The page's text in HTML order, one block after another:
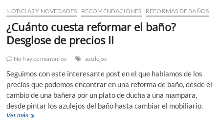
parezca
más
grande
NOTICIAS Y NOVEDADES RECOMENDACIONES REFORMAS DE BAÑOS
¿Cuánto cuesta reformar el baño?
Desglose de precios II
No hay comentarios azulejos
Seguimos con este interesante post en el que hablamos de los
precios que podemos encontrar en una reforma de baño, desde el
cambio de una bañera por un plato de ducha a una mampara,
desde pintar los azulejos del baño hasta cambiar el mobiliario.
Ver más¿Cuánto